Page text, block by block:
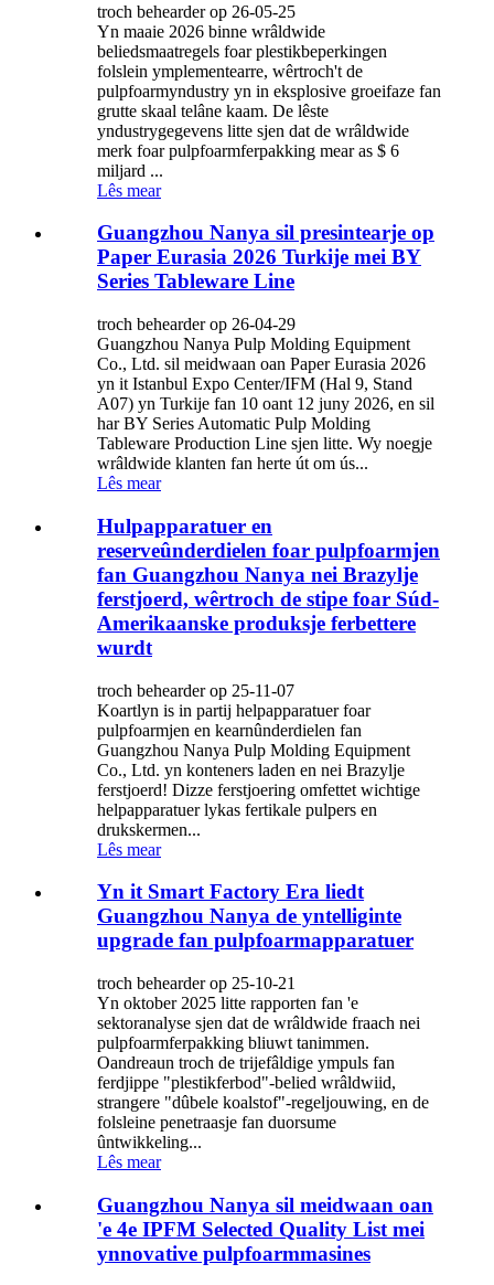
troch behearder op 26-05-25
Yn maaie 2026 binne wrâldwide
beliedsmaatregels foar plestikbeperkingen
folslein ymplementearre, wêrtroch't de
pulpfoarmyndustry yn in eksplosive groeifaze fan
grutte skaal telâne kaam. De lêste
yndustrygegevens litte sjen dat de wrâldwide
merk foar pulpfoarmferpakking mear as $ 6
miljard ...
Lês mear
Guangzhou Nanya sil presintearje op
Paper Eurasia 2026 Turkije mei BY
Series Tableware Line
troch behearder op 26-04-29
Guangzhou Nanya Pulp Molding Equipment
Co., Ltd. sil meidwaan oan Paper Eurasia 2026
yn it Istanbul Expo Center/IFM (Hal 9, Stand
A07) yn Turkije fan 10 oant 12 juny 2026, en sil
har BY Series Automatic Pulp Molding
Tableware Production Line sjen litte. Wy noegje
wrâldwide klanten fan herte út om ús...
Lês mear
Hulpapparatuer en
reserveûnderdielen foar pulpfoarmjen
fan Guangzhou Nanya nei Brazylje
ferstjoerd, wêrtroch de stipe foar Súd-
Amerikaanske produksje ferbettere
wurdt
troch behearder op 25-11-07
Koartlyn is in partij helpapparatuer foar
pulpfoarmjen en kearnûnderdielen fan
Guangzhou Nanya Pulp Molding Equipment
Co., Ltd. yn konteners laden en nei Brazylje
ferstjoerd! Dizze ferstjoering omfettet wichtige
helpapparatuer lykas fertikale pulpers en
drukskermen...
Lês mear
Yn it Smart Factory Era liedt
Guangzhou Nanya de yntelliginte
upgrade fan pulpfoarmapparatuer
troch behearder op 25-10-21
Yn oktober 2025 litte rapporten fan 'e
sektoranalyse sjen dat de wrâldwide fraach nei
pulpfoarmferpakking bliuwt tanimmen.
Oandreaun troch de trijefâldige ympuls fan
ferdjippe "plestikferbod"-belied wrâldwiid,
strangere "dûbele koalstof"-regeljouwing, en de
folsleine penetraasje fan duorsume
ûntwikkeling...
Lês mear
Guangzhou Nanya sil meidwaan oan
'e 4e IPFM Selected Quality List mei
ynnovative pulpfoarmmasines